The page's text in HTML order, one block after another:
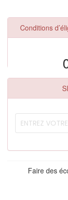
Conditions
Faire des